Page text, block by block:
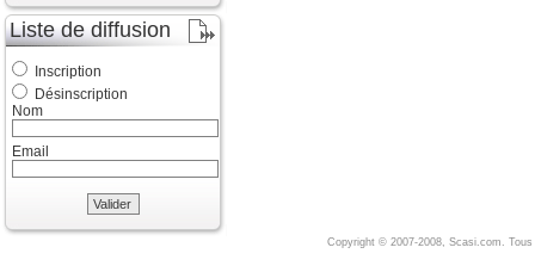
Liste de diffusion
Inscription
Désinscription
Nom
Email
Valider
Copyright © 2007-2008, Scasi.com.